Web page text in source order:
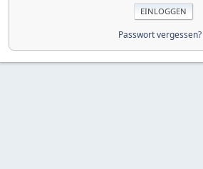
Passwort vergessen?